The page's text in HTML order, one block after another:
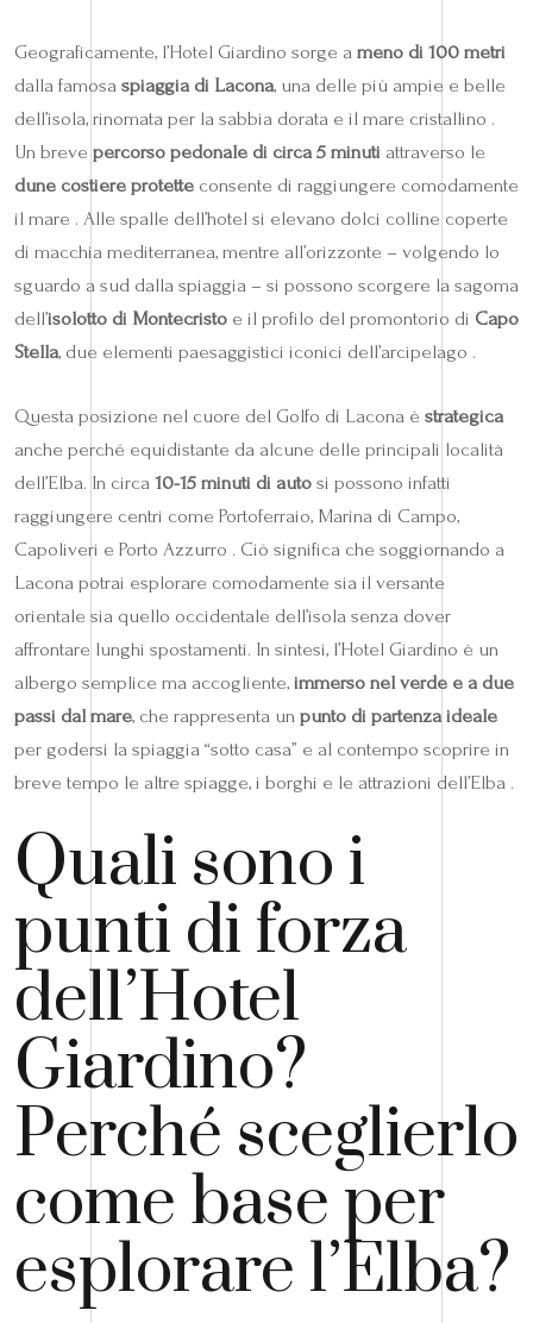
Geograficamente, l’Hotel Giardino sorge a meno di 100 metri
dalla famosa spiaggia di Lacona, una delle più ampie e belle
dell’isola, rinomata per la sabbia dorata e il mare cristallino .
Un breve percorso pedonale di circa 5 minuti attraverso le
dune costiere protette consente di raggiungere comodamente
il mare . Alle spalle dell’hotel si elevano dolci colline coperte
di macchia mediterranea, mentre all’orizzonte – volgendo lo
sguardo a sud dalla spiaggia – si possono scorgere la sagoma
dell’isolotto di Montecristo e il profilo del promontorio di Capo
Stella, due elementi paesaggistici iconici dell’arcipelago .
Questa posizione nel cuore del Golfo di Lacona è strategica
anche perché equidistante da alcune delle principali località
dell’Elba. In circa 10-15 minuti di auto si possono infatti
raggiungere centri come Portoferraio, Marina di Campo,
Capoliveri e Porto Azzurro . Ciò significa che soggiornando a
Lacona potrai esplorare comodamente sia il versante
orientale sia quello occidentale dell’isola senza dover
affrontare lunghi spostamenti. In sintesi, l’Hotel Giardino è un
albergo semplice ma accogliente, immerso nel verde e a due
passi dal mare, che rappresenta un punto di partenza ideale
per godersi la spiaggia “sotto casa” e al contempo scoprire in
breve tempo le altre spiagge, i borghi e le attrazioni dell’Elba .
Quali sono i
punti di forza
dell’Hotel
Giardino?
Perché sceglierlo
come base per
esplorare l’Elba?